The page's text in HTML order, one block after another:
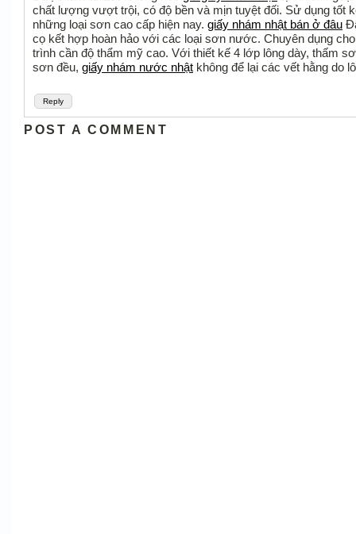
Reply
chất lượng vượt trội, có độ bền và mịn tuyệt đối. Sử dụng tốt
những loại sơn cao cấp hiện nay. giấy nhám nhật bán ở đâu
cọ kết hợp hoàn hảo với các loại sơn nước. Chuyên dụng
trình cần độ thẩm mỹ cao. Với thiết kế 4 lớp lông dày, thấm
sơn đều, giấy nhám nước nhật không để lại các vết hằng do
POST A COMMENT